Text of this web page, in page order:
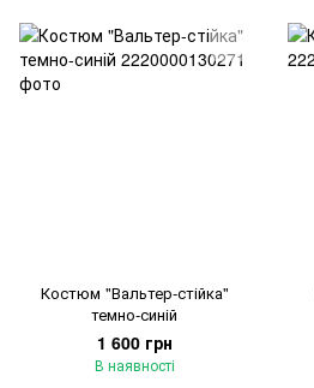
Костюм "Вальтер-стійка"
темно-синій
1 600 грн
В наявності